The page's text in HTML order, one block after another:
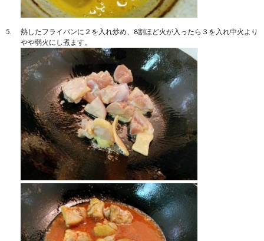
熱したフライパンに２を入れ炒め、8割ほど火が入ったら３を入れ中火より
やや弱火にし煮ます。